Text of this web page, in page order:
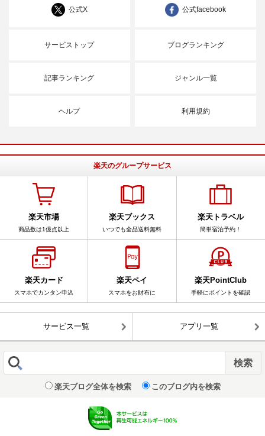
公式X 公式facebook
サービストップ ブログランキング
記事ランキング ジャンル一覧
ヘルプ 利用規約
楽天のグループサービス
楽天市場
商品数は1億点以上
楽天ブックス
いつでも全品送料無料
楽天トラベル
簡単宿泊予約！
楽天カード
スマホでカンタン申込
楽天ペイ
スマホをお財布に
楽天PointClub
手軽にポイントを確認
サービス一覧 アプリ一覧
楽天ブログ全体を検索 このブログ内を検索